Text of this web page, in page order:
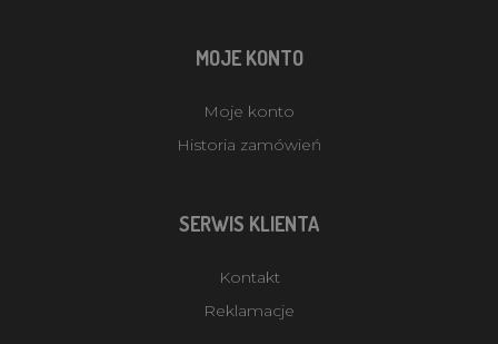
MOJE KONTO
Moje konto
Historia zamówień
SERWIS KLIENTA
Kontakt
Reklamacje